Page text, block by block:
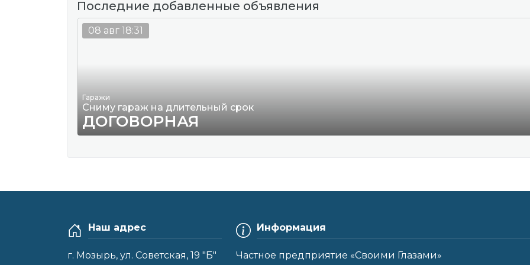
Последние добавленные объявления
Гаражи
Сниму гараж на длительный срок
ДОГОВОРНАЯ
08 авг 18:31
Наш адрес
г. Мозырь, ул. Советская, 19 "Б"
Информация
Частное предприятие «Своими Глазами»